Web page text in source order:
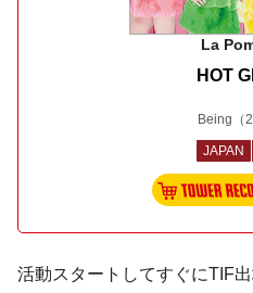
La
HOT
Being （
JAPAN
活動スタートしてすぐにTIF